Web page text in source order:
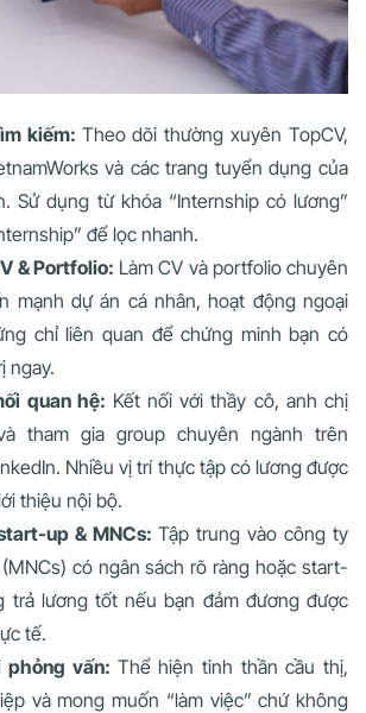
kiếm: Theo dõi thường xuyên TopCV,
và các trang tuyển dụng của
Sử dụng từ khóa “Internship có lương”
để lọc nhanh.
& Portfolio: Làm CV và portfolio chuyên
mạnh dự án cá nhân, hoạt động ngoại
chỉ liên quan để chứng minh bạn có
ngay.
quan hệ: Kết nối với thầy cô, anh chị
tham gia group chuyên ngành trên
Nhiều vị trí thực tập có lương được
thiệu nội bộ.
up & MNCs: Tập trung vào công ty
có ngân sách rõ ràng hoặc start-
trả lương tốt nếu bạn đảm đương được
tế.
phỏng vấn: Thể hiện tinh thần cầu thị,
và mong muốn “làm việc” chứ không